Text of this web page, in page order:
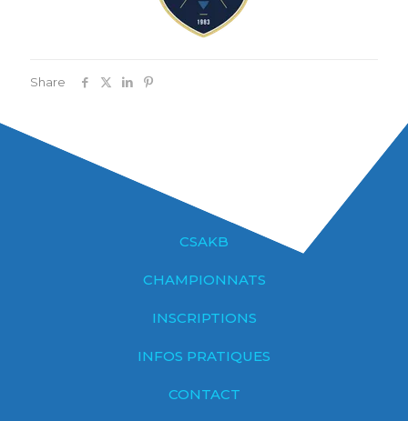
Share
CSAKB
CHAMPIONNATS
INSCRIPTIONS
INFOS PRATIQUES
CONTACT